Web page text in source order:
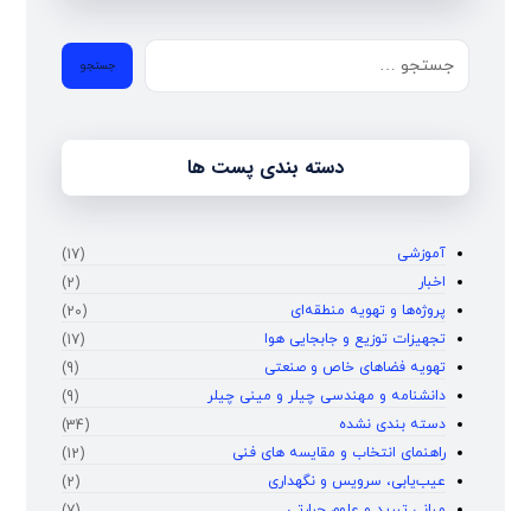
دسته بندی پست ها
آموزشی
(17)
اخبار
(2)
پروژه‌ها و تهویه منطقه‌ای
(20)
تجهیزات توزیع و جابجایی هوا
(17)
تهویه فضاهای خاص و صنعتی
(9)
دانشنامه و مهندسی چیلر و مینی چیلر
(9)
دسته بندی نشده
(34)
راهنمای انتخاب و مقایسه‌ های فنی
(12)
عیب‌یابی، سرویس و نگهداری
(2)